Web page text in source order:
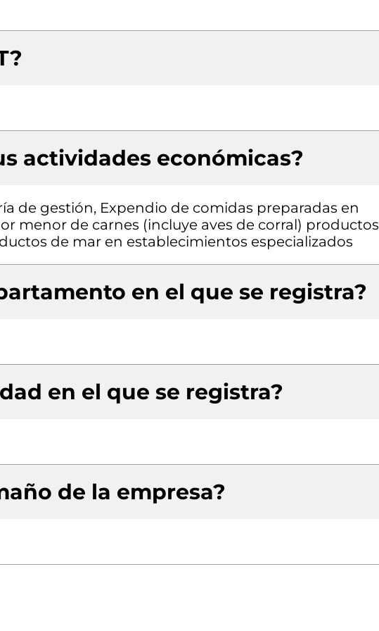
actividades económicas?
de gestión, Expendio de comidas preparadas en
menor de carnes (incluye aves de corral) productos
de mar en establecimientos especializados
en el que se registra?
en el que se registra?
de la empresa?